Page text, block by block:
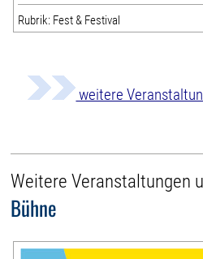
Rubrik: Fest & Festival
weitere
Weitere Veranstaltungen
Bühne